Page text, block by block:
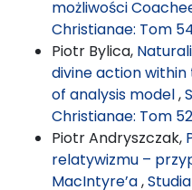
możliwości
Christianae: Tom
Piotr Bylica,
divine action
of analysis model,
Christianae: Tom
Piotr Andryszczak,
relatywizmu –
MacIntyre’a,